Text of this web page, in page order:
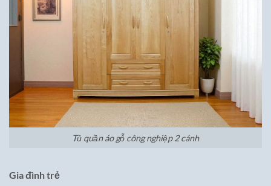
Tủ quần áo gỗ công nghiệp 2 cánh
Gia đình trẻ